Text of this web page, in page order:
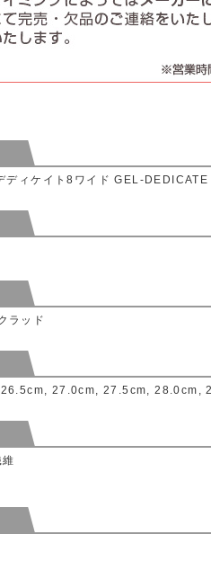
ディケイト8ワイド GEL-
ラッド
27.0cm, 27.5cm, 28.0cm,